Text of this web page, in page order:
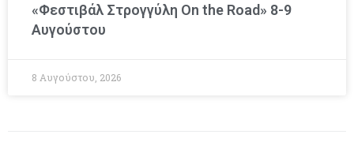
«Φεστιβάλ Στρογγύλη On the Road» 8-9
Αυγούστου
8 Αυγούστου, 2026